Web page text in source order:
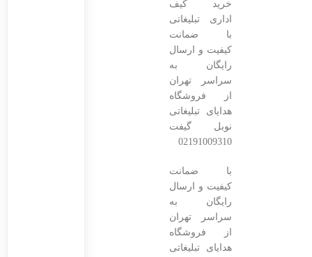
خرید کیف
اداری تبلیغاتی
با ضمانت
کیفیت و ارسال
رایگان به
سراسر تهران
از فروشگاه
هدایای تبلیغاتی
نوبل گیفت
02191009310
با ضمانت
کیفیت و ارسال
رایگان به
سراسر تهران
از فروشگاه
هدایای تبلیغاتی